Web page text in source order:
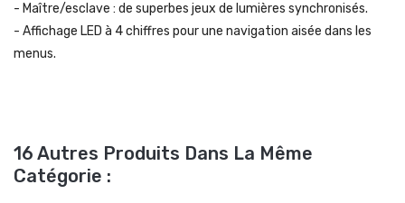
- Maître/esclave : de superbes jeux de lumières synchronisés.
- Affichage LED à 4 chiffres pour une navigation aisée dans les
menus.
16 Autres Produits Dans La Même
Catégorie :